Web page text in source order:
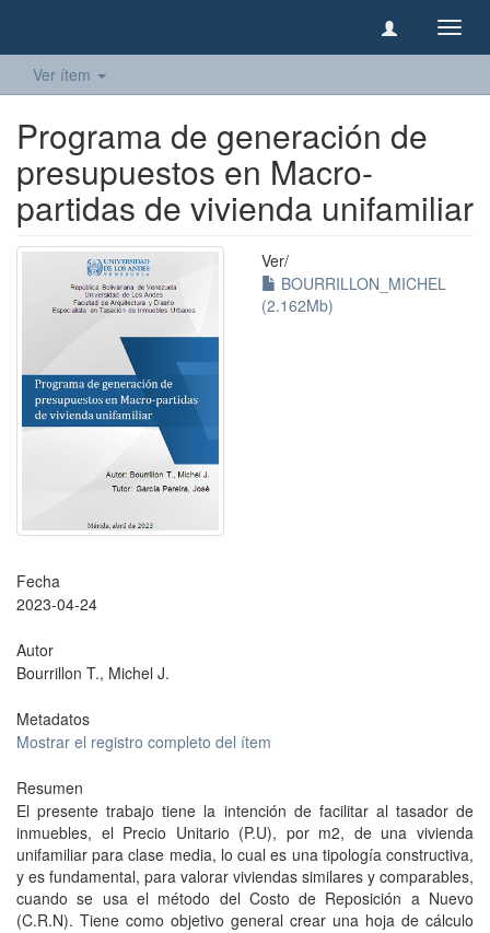
Ver ítem
Programa de generación de
presupuestos en Macro-
partidas de vivienda unifamiliar
Ver/
BOURRILLON_MICHEL
(2.162Mb)
Fecha
2023-04-24
Autor
Bourrillon T., Michel J.
Metadatos
Mostrar el registro completo del ítem
Resumen
El presente trabajo tiene la intención de facilitar al tasador de
inmuebles, el Precio Unitario (P.U), por m2, de una vivienda
unifamiliar para clase media, lo cual es una tipología constructiva,
y es fundamental, para valorar viviendas similares y comparables,
cuando se usa el método del Costo de Reposición a Nuevo
(C.R.N). Tiene como objetivo general crear una hoja de cálculo